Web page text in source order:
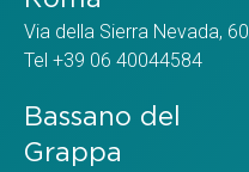
Via della Sierra Nevada, 60
Tel +39 06 40044584
Bassano del
Grappa